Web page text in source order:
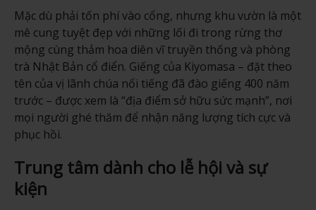
Mặc dù phải tốn phí vào cổng, nhưng khu vườn là một
mê cung tuyệt đẹp với những lối đi trong rừng thơ
mộng cùng thảm hoa diên vĩ truyền thống và phòng
trà Nhật Bản cổ điển. Giếng của Kiyomasa – đặt theo
tên của vị lãnh chúa nổi tiếng đã đào giếng 400 năm
trước – được xem là “địa điểm sở hữu sức mạnh”, nơi
mọi người ghé thăm để nhận năng lượng tích cực và
phục hồi.
Trung tâm dành cho lễ hội và sự
kiện